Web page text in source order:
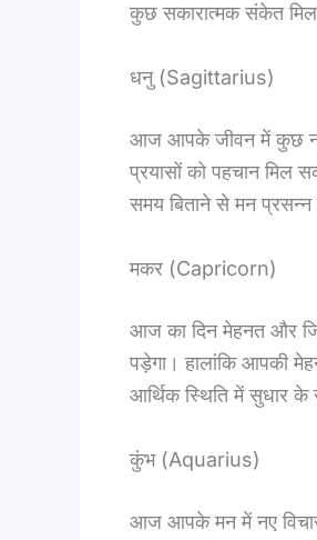
कुछ सकारात्मक संकेत मिल
धनु (Sagittarius)
आज आपके जीवन में कुछ नई
प्रयासों को पहचान मिल
समय बिताने से मन प्रसन्न
मकर (Capricorn)
आज का दिन मेहनत और
पड़ेगा। हालांकि आपकी
आर्थिक स्थिति में सुधार
कुंभ (Aquarius)
आज आपके मन में नए